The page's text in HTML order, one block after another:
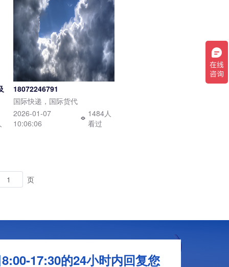
18072246791
国际快递，国际货代
2026-01-07
10:06:06
1484人
看过
页
17:30的24小时内回复您